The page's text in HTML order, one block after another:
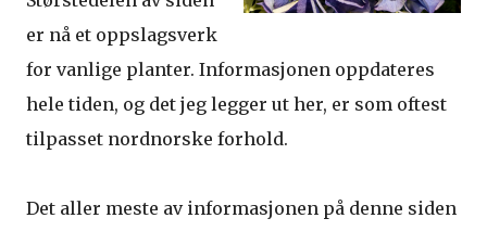
er nå et oppslagsverk
for vanlige planter. Informasjonen oppdateres
hele tiden, og det jeg legger ut her, er som oftest
tilpasset nordnorske forhold.
Det aller meste av informasjonen på denne siden